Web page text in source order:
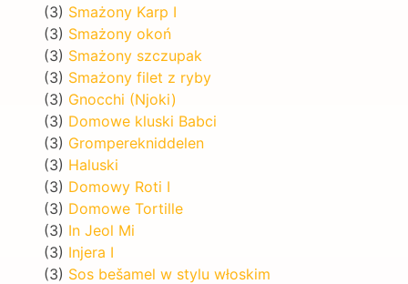
(3) Smażony Karp I
(3) Smażony okoń
(3) Smażony szczupak
(3) Smażony filet z ryby
(3) Gnocchi (Njoki)
(3) Domowe kluski Babci
(3) Gromperekniddelen
(3) Haluski
(3) Domowy Roti I
(3) Domowe Tortille
(3) In Jeol Mi
(3) Injera I
(3) Sos bešamel w stylu włoskim